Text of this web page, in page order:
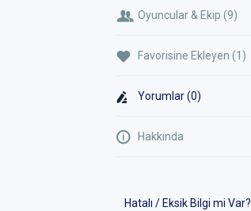
Oyuncular & Ekip (9)
Favorisine Ekleyen (1)
Yorumlar (0)
Hakkında
Hatalı / Eksik Bilgi mi Var?